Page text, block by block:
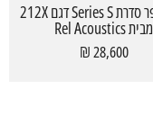
סאב וופר סדרת Series S דגם 212X
מבית Rel Acoustics
28,600 ₪